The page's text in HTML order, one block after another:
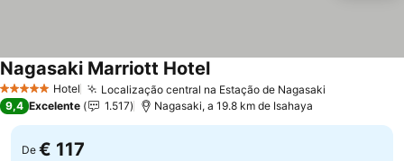
5 Estrelas Hotel Localização central na Estação de Nagasaki
Nagasaki Marriott HotelVer preços
9,4 Excelente 1.517 Nagasaki, a 19.8 km de Isahaya
De € 117